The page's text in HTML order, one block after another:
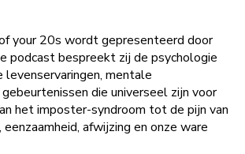
your 20s wordt gepresenteerd door
podcast bespreekt zij de psychologie
levenservaringen, mentale
die universeel zijn voor
het imposter-syndroom tot de pijn van
afwijzing en onze ware